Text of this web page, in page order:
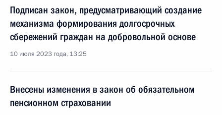
Подписан закон, предусматривающий создание
механизма формирования долгосрочных
сбережений граждан на добровольной основе
10 июля 2023 года, 13:25
Внесены изменения в закон об обязательном
пенсионном страховании